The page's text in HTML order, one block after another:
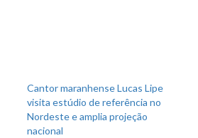
Cantor maranhense Lucas Lipe
visita estúdio de referência no
Nordeste e amplia projeção
nacional